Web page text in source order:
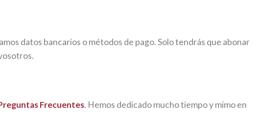
datos bancarios o métodos de pago. Solo tendrás que abonar
Frecuentes. Hemos dedicado mucho tiempo y mimo en